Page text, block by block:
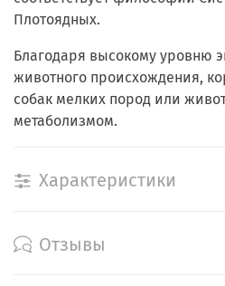
Плотоядных.
Благодаря высокому уровню
животного происхождения,
собак мелких пород или
метаболизмом.
Характеристики
Отзывы